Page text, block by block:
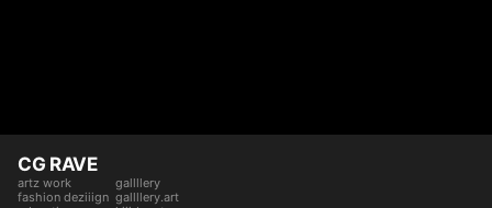
CG RAVE
artz work
fashion deziiign
gallllery
gallllery.art